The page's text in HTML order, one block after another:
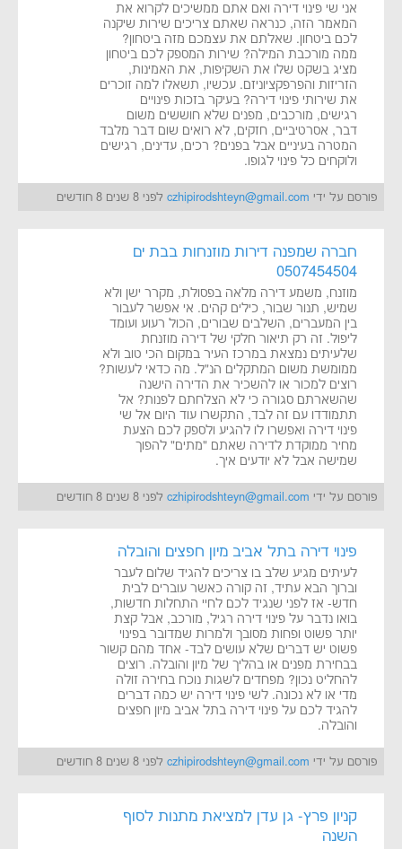
אני שי פינוי דירה ואם אתם ממשיכים לקרוא את
המאמר הזה, כנראה שאתם צריכים שירות שיקנה
לכם ביטחון. שאלתם את עצמכם מזה ביטחון?
ממה מורכבת המילה? שירות המספק לכם ביטחון
מציג בשקט שלו את השקיפות, את האמינות,
הזריזות והפרפקציוניזם. עכשיו, תשאלו למה זוכרים
את שירותי פינוי דירה? בעיקר בזכות פינויים
רגישים, מורכבים, מפנים שלא חוששים משום
דבר, אסרטיביים, חזקים, לא רואים שום דבר מלבד
המטרה בעיניים אבל בפנים? רכים, עדינים, רגישים
ולוקחים כל פינוי לגופו.
פורסם על ידי czhipirodshteyn@gmail.com לפני 8 שנים 8 חודשים
חברה שמפנה דירות מוזנחות בבת ים
0507454504
מוזנח, משמע דירה מלאה בפסולת, מקרר ישן ולא
שמיש, תנור שבור, כילים קהים. אי אפשר לעבור
בין המעברים, השלבים שבורים, הכול רעוע ועומד
ליפול. זה רק תיאור חלקי של דירה מוזנחת
שלעיתים נמצאת במרכז העיר במקום הכי טוב ולא
ממומשת משום המתקלים הנ"ל. מה כדאי לעשות?
רוצים למכור או להשכיר את הדירה הישנה
שהשארתם סגורה כי לא הצלחתם לפנות? אל
תתמודדו עם זה לבד, התקשרו עוד היום אל שי
פינוי דירה ואפשרו לו להגיע ולספק לכם הצעת
מחיר ממוקדת לדירה שאתם "מתים" להפוך
שמישה אבל לא יודעים איך.
פורסם על ידי czhipirodshteyn@gmail.com לפני 8 שנים 8 חודשים
פינוי דירה בתל אביב מיון חפצים והובלה
לעיתים מגיע שלב בו צריכים להגיד שלום לעבר
וברוך הבא עתיד, זה קורה כאשר עוברים לבית
חדש- אז לפני שנגיד לכם לחיי התחלות חדשות,
בואו נדבר על פינוי דירה רגיל, מורכב, אבל קצת
יותר פשוט ופחות מסובך ולמרות שמדובר בפינוי
פשוט יש דברים שלא עושים לבד- אחד מהם קשור
בבחירת מפנים או בהליך של מיון והובלה. רוצים
להחליט נכון? מפחדים לשגות נוכח בחירה זולה
מדי או לא נכונה. לשי פינוי דירה יש כמה דברים
להגיד לכם על פינוי דירה בתל אביב מיון חפצים
והובלה.
פורסם על ידי czhipirodshteyn@gmail.com לפני 8 שנים 8 חודשים
קניון פרץ- גן עדן למציאת מתנות לסוף
השנה